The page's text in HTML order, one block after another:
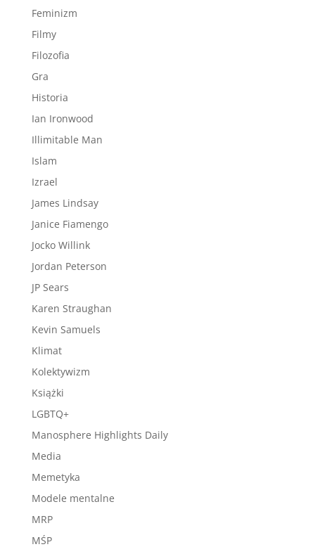
Feminizm
Filmy
Filozofia
Gra
Historia
Ian Ironwood
Illimitable Man
Islam
Izrael
James Lindsay
Janice Fiamengo
Jocko Willink
Jordan Peterson
JP Sears
Karen Straughan
Kevin Samuels
Klimat
Kolektywizm
Książki
LGBTQ+
Manosphere Highlights Daily
Media
Memetyka
Modele mentalne
MRP
MŚP